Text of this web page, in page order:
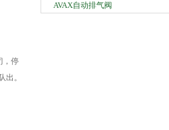
，停
出。
AVAX自动排气阀